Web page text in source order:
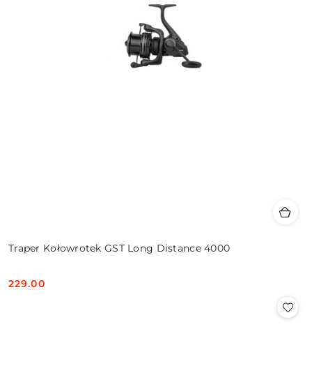
Traper Kołowrotek GST Long Distance 4000
Cena:
229.00